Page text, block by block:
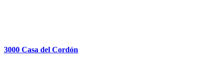
3000 Casa del Cordón